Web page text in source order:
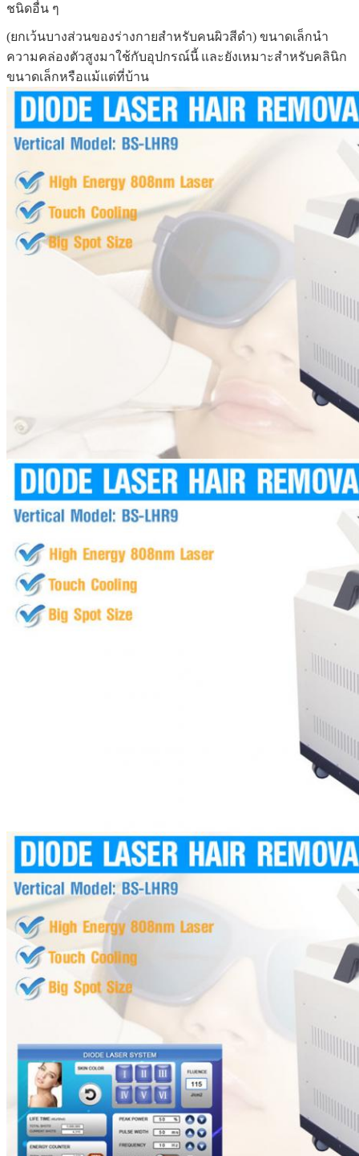
ชนิดอื่น ๆ
(ยกเว้นบางส่วนของร่างกายสำหรับคนผิวสีดำ) ขนาดเล็กนำ
ความคล่องตัวสูงมาใช้กับอุปกรณ์นี้ และยังเหมาะสำหรับคลินิก
ขนาดเล็กหรือแม้แต่ที่บ้าน